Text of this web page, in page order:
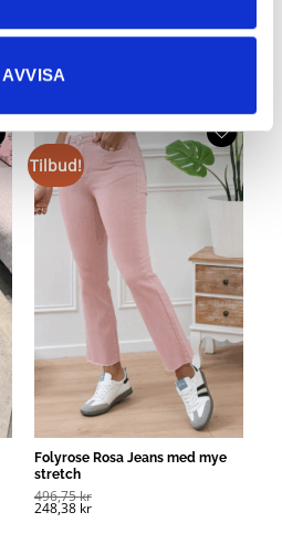
AVVISA
Barca Culotte Jeansskjørt
Tilbud!
Folyrose Rosa Jeans med mye
stretch
496,75kr
248,38 kr